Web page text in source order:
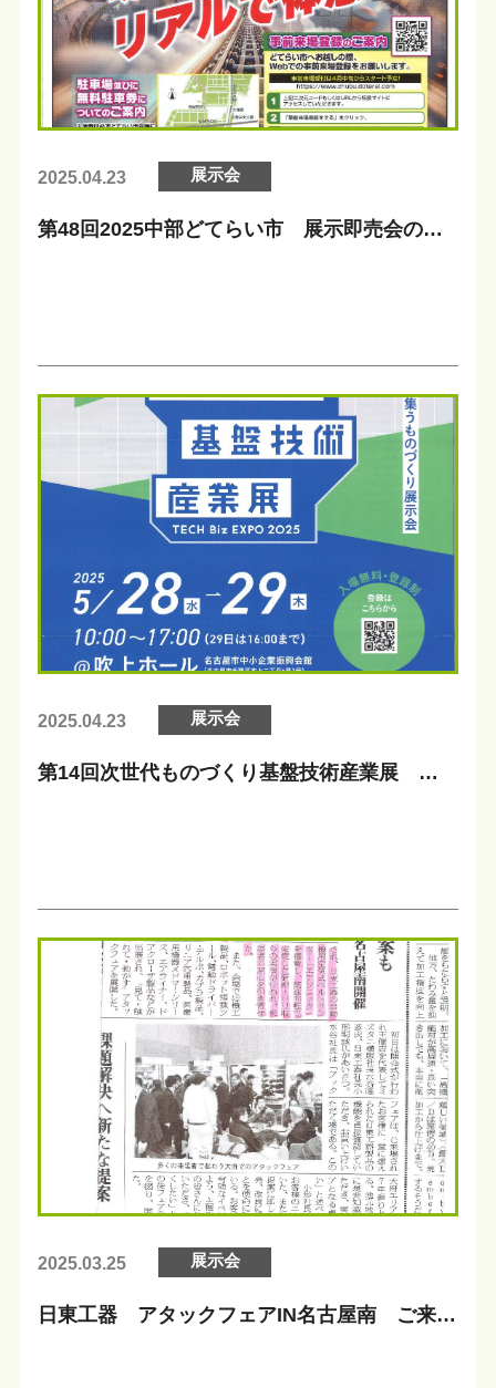
2025.04.23 展示会
第48回2025中部どてらい市 展示即売会のお
2025.04.23 展示会
第14回次世代ものづくり基盤技術産業展 出
2025.03.25 展示会
日東工器 アタックフェアIN名古屋南 ご来場